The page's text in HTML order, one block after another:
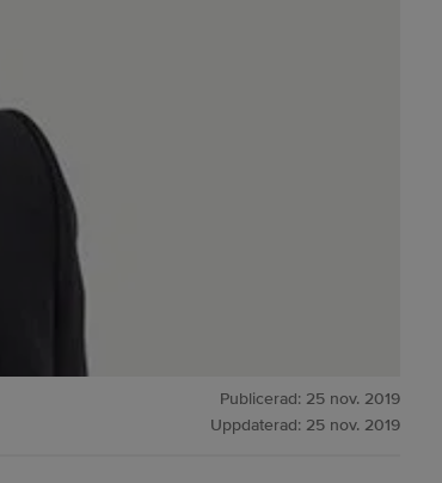
Publicerad: 25 nov. 2019
Uppdaterad: 25 nov. 2019